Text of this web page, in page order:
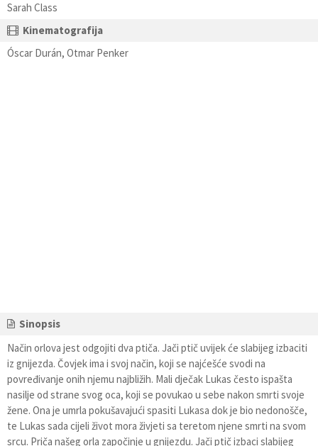
Sarah Class
Kinematografija
Óscar Durán, Otmar Penker
Sinopsis
Način orlova jest odgojiti dva ptiča. Jači ptič uvijek će slabijeg izbaciti
iz gnijezda. Čovjek ima i svoj način, koji se najćešće svodi na
povređivanje onih njemu najbližih. Mali dječak Lukas često ispašta
nasilje od strane svog oca, koji se povukao u sebe nakon smrti svoje
žene. Ona je umrla pokušavajući spasiti Lukasa dok je bio nedonošče,
te Lukas sada cijeli život mora živjeti sa teretom njene smrti na svom
srcu. Priča našeg orla započinje u gnijezdu. Jači ptič izbaci slabijeg